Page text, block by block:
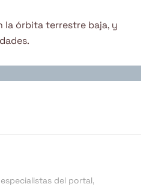
la órbita terrestre baja, y
del portal,